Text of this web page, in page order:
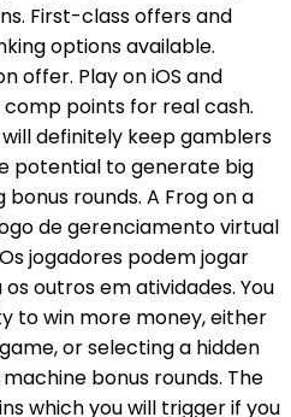
First-class offers and
options available.
offer. Play on iOS and
points for real cash.
definitely keep gamblers
potential to generate big
rounds. A Frog on a
de gerenciamento virtual
jogadores podem jogar
outros em atividades. You
to win more money, either
or selecting a hidden
bonus rounds. The
which you will trigger if you